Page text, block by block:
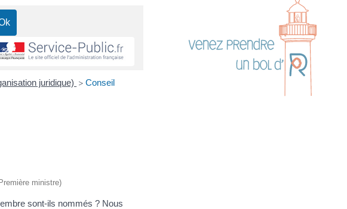
juridique) > Conseil
ministre)
sont-ils nommés ? Nous